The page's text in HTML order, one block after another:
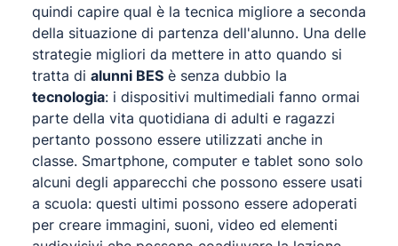
quindi capire qual è la tecnica migliore a seconda
della situazione di partenza dell'alunno. Una delle
strategie migliori da mettere in atto quando si
tratta di alunni BES è senza dubbio la
tecnologia: i dispositivi multimediali fanno ormai
parte della vita quotidiana di adulti e ragazzi
pertanto possono essere utilizzati anche in
classe. Smartphone, computer e tablet sono solo
alcuni degli apparecchi che possono essere usati
a scuola: questi ultimi possono essere adoperati
per creare immagini, suoni, video ed elementi